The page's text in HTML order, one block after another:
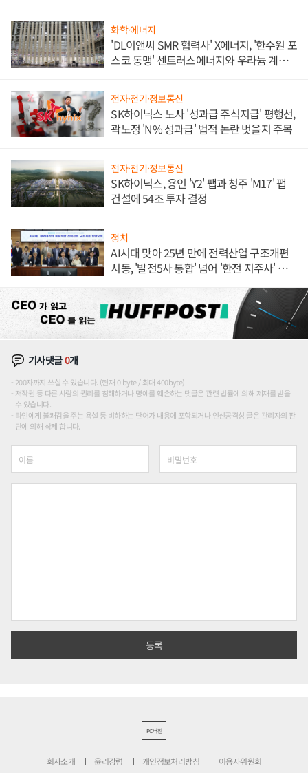
화학·에너지
'DL이앤씨 SMR 협력사' X에너지, '한수원 포
스코 동맹' 센트러스에너지와 우라늄 계약
전자·전기·정보통신
SK하이닉스 노사 '성과급 주식지급' 평행선,
곽노정 'N% 성과급' 법적 논란 벗을지 주목
전자·전기·정보통신
SK하이닉스, 용인 'Y2' 팹과 청주 'M17' 팹
건설에 54조 투자 결정
정치
AI시대 맞아 25년 만에 전력산업 구조개편
시동, '발전5사 통합' 넘어 '한전 지주사' 재편
기사댓글0개
200자까지 쓰실 수 있습니다. (현재 0 byte / 최대 400byte)
저작권 등 다른 사람의 권리를 침해하거나 명예를 훼손하는 댓글은 관련 법률에 의해 제재를 받을
수 있습니다.
타인에게 불쾌감을 주는 욕설 등 비하하는 단어가 내용에 포함되거나 인신공격성 글은 관리자의 판
단에 의해 삭제 합니다.
PC버전
회사소개 윤리강령 개인정보처리방침 이용자위원회